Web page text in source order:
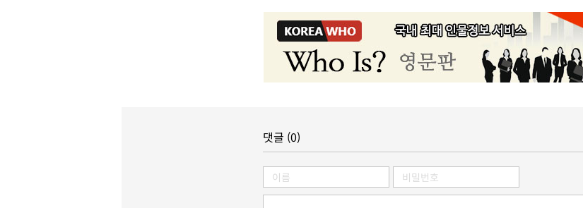
댓글 (0)